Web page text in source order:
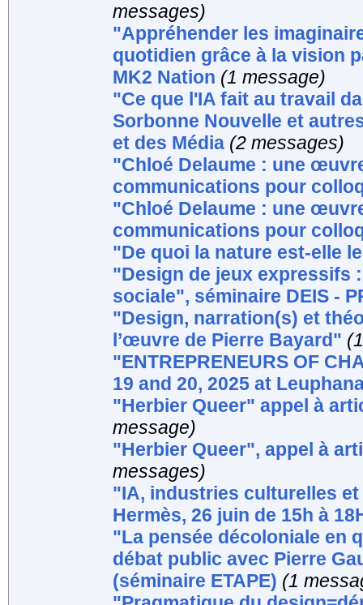
messages)
"Appréhender les
quotidien grâce à la vision
MK2 Nation (1 message)
"Ce que l'IA fait au travail
Sorbonne Nouvelle et
et des Média (2 messages)
"Chloé Delaume : une
communications pour
"Chloé Delaume : une
communications pour
"De quoi la nature est-elle
"Design de jeux expressifs
sociale", séminaire DEIS -
"Design, narration(s) et
l’œuvre de Pierre Bayard"
"ENTREPRENEURS OF
19 and 20, 2025 at
"Herbier Queer" appel à
message)
"Herbier Queer", appel à
messages)
"IA, industries culturelles
Hermès, 26 juin de 15h à
"La pensée décoloniale en
débat public avec Pierre
(séminaire ETAPE) (1